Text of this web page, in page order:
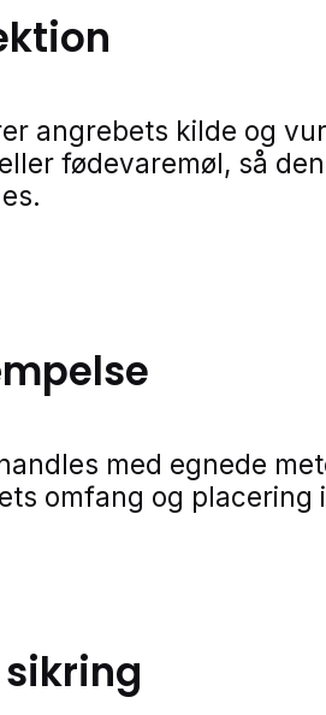
angrebets kilde og
fødevaremøl, så
med egnede
omfang og placering